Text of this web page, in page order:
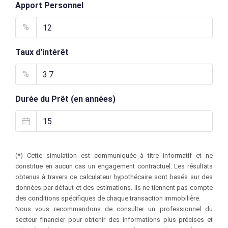
Apport Personnel
%
Taux d'intérêt
%
Durée du Prêt (en années)
(*) Cette simulation est communiquée à titre informatif et ne
constitue en aucun cas un engagement contractuel. Les résultats
obtenus à travers ce calculateur hypothécaire sont basés sur des
données par défaut et des estimations. Ils ne tiennent pas compte
des conditions spécifiques de chaque transaction immobilière.
Nous vous recommandons de consulter un professionnel du
secteur financier pour obtenir des informations plus précises et